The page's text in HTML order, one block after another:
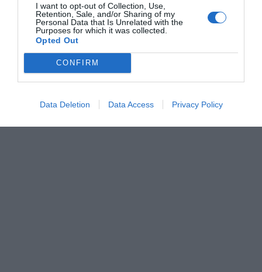
I want to opt-out of Collection, Use,
Retention, Sale, and/or Sharing of my
Personal Data that Is Unrelated with the
Purposes for which it was collected.
Opted Out
CONFIRM
Data Deletion Data Access Privacy Policy
Buch. La actividad permitirá disfrutar de los sabores
del territorio mientras se contempla el paisaje del Alt
Maestrat al atardecer.